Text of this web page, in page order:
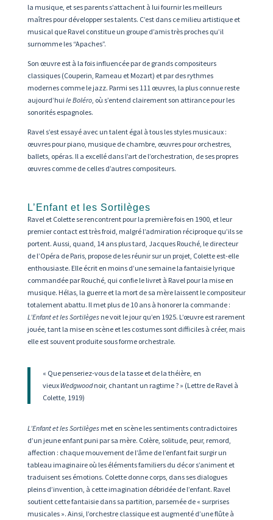
la musique, et ses parents s’attachent à lui fournir les meilleurs
maîtres pour développer ses talents. C’est dans ce milieu artistique et
musical que Ravel constitue un groupe d’amis très proches qu’il
surnomme les “Apaches”.
Son œuvre est à la fois influencée par de grands compositeurs
classiques (Couperin, Rameau et Mozart) et par des rythmes
modernes comme le jazz. Parmi ses 111 œuvres, la plus connue reste
aujourd’hui le Boléro, où s’entend clairement son attirance pour les
sonorités espagnoles.
Ravel s’est essayé avec un talent égal à tous les styles musicaux :
œuvres pour piano, musique de chambre, œuvres pour orchestres,
ballets, opéras. Il a excellé dans l’art de l’orchestration, de ses propres
œuvres comme de celles d’autres compositeurs.
L’Enfant et les Sortilèges
Ravel et Colette se rencontrent pour la première fois en 1900, et leur
premier contact est très froid, malgré l’admiration réciproque qu’ils se
portent. Aussi, quand, 14 ans plus tard, Jacques Rouché, le directeur
de l’Opéra de Paris, propose de les réunir sur un projet, Colette est-elle
enthousiaste. Elle écrit en moins d’une semaine la fantaisie lyrique
commandée par Rouché, qui confie le livret à Ravel pour la mise en
musique. Hélas, la guerre et la mort de sa mère laissent le compositeur
totalement abattu. Il met plus de 10 ans à honorer la commande :
L’Enfant et les Sortilègesne voit le jour qu’en 1925. L’œuvre est rarement
jouée, tant la mise en scène et les costumes sont difficiles à créer, mais
elle est souvent produite sous forme orchestrale.
« Que penseriez-vous de la tasse et de la théière, en
vieux Wedgwoodnoir, chantant un ragtime ? » (Lettre de Ravel à
Colette, 1919)
L’Enfant et les Sortilègesmet en scène les sentiments contradictoires
d’un jeune enfant puni par sa mère. Colère, solitude, peur, remord,
affection : chaque mouvement de l’âme de l’enfant fait surgir un
tableau imaginaire où les éléments familiers du décor s’animent et
traduisent ses émotions. Colette donne corps, dans ses dialogues
pleins d’invention, à cette imagination débridée de l’enfant. Ravel
soutient cette fantaisie dans sa partition, parsemée de « surprises
musicales ». Ainsi, l’orchestre classique est augmenté d’une flûte à